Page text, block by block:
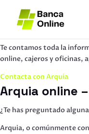
Te contamos toda la
online, cajeros y oficinas,
Contacta con Arquia
Arquia online
¿Te has preguntado
Arquia, o comúnmente